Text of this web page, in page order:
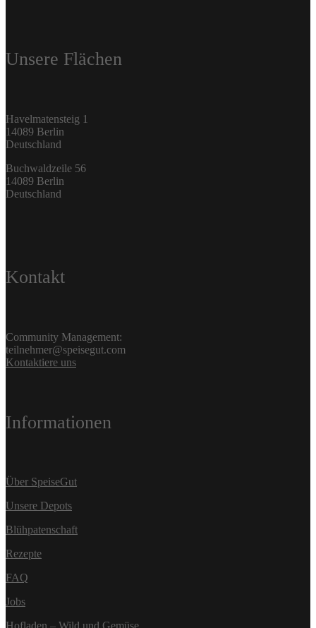
Unsere Flächen
Havelmatensteig 1
14089 Berlin
Deutschland
Buchwaldzeile 56
14089 Berlin
Deutschland
Kontakt
Community Management:
teilnehmer@speisegut.com
Kontaktiere uns
Informationen
Über SpeiseGut
Unsere Depots
Blühpatenschaft
Rezepte
FAQ
Jobs
Hofladen – Wild und Gemüse